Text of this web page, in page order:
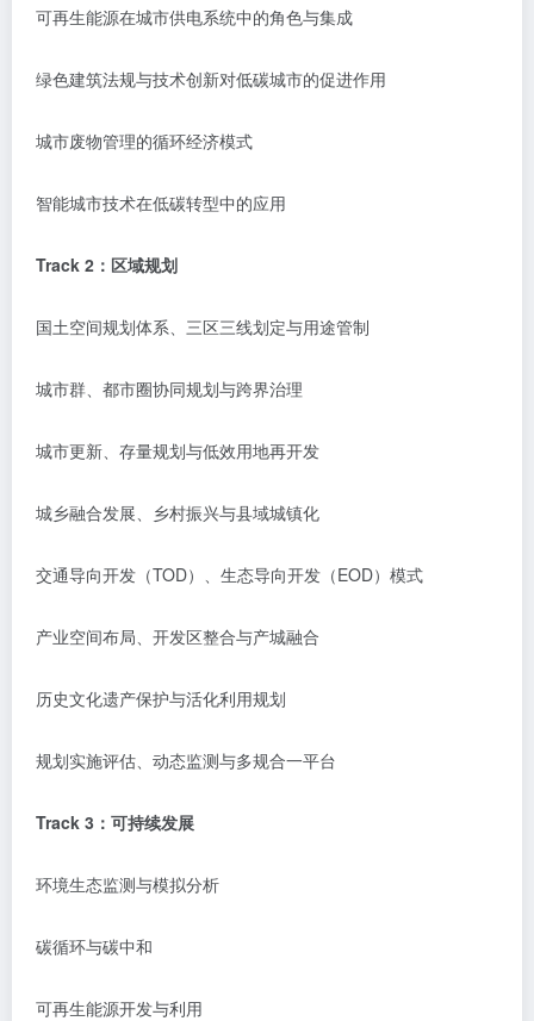
可再生能源在城市供电系统中的角色与集成
绿色建筑法规与技术创新对低碳城市的促进作用
城市废物管理的循环经济模式
智能城市技术在低碳转型中的应用
Track 2：区域规划
国土空间规划体系、三区三线划定与用途管制
城市群、都市圈协同规划与跨界治理
城市更新、存量规划与低效用地再开发
城乡融合发展、乡村振兴与县域城镇化
交通导向开发（TOD）、生态导向开发（EOD）模式
产业空间布局、开发区整合与产城融合
历史文化遗产保护与活化利用规划
规划实施评估、动态监测与多规合一平台
Track 3：可持续发展
环境生态监测与模拟分析
碳循环与碳中和
可再生能源开发与利用